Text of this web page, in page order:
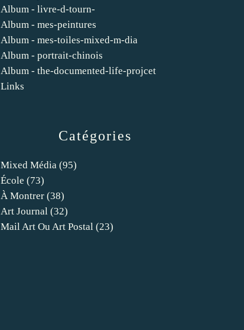
Catégories
Mixed Média (95)
École (73)
À Montrer (38)
Art Journal (32)
Mail Art Ou Art Postal (23)
Album - livre-d-tourn-
Album - mes-peintures
Album - mes-toiles-mixed-m-dia
Album - portrait-chinois
Album - the-documented-life-projcet
Links